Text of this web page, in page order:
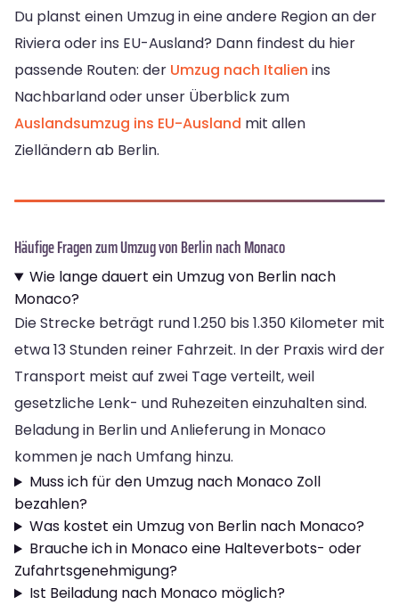
Du planst einen Umzug in eine andere Region an der
Riviera oder ins EU-Ausland? Dann findest du hier
passende Routen: der Umzug nach Italien ins
Nachbarland oder unser Überblick zum
Auslandsumzug ins EU-Ausland mit allen
Zielländern ab Berlin.
Häufige Fragen zum Umzug von Berlin nach Monaco
Wie lange dauert ein Umzug von Berlin nach
Monaco?
Die Strecke beträgt rund 1.250 bis 1.350 Kilometer mit
etwa 13 Stunden reiner Fahrzeit. In der Praxis wird der
Transport meist auf zwei Tage verteilt, weil
gesetzliche Lenk- und Ruhezeiten einzuhalten sind.
Beladung in Berlin und Anlieferung in Monaco
kommen je nach Umfang hinzu.
Muss ich für den Umzug nach Monaco Zoll
bezahlen?
Was kostet ein Umzug von Berlin nach Monaco?
Brauche ich in Monaco eine Halteverbots- oder
Zufahrtsgenehmigung?
Ist Beiladung nach Monaco möglich?